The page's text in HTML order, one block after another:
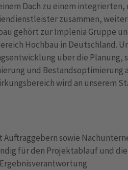
Dach zu einem
zusammen,
gehört zur Implenia Gruppe
Hochbau in Deutschland.
über die Planung,
und Bestandsoptimierung
wird an unserem
sowie
für den Projektablauf und